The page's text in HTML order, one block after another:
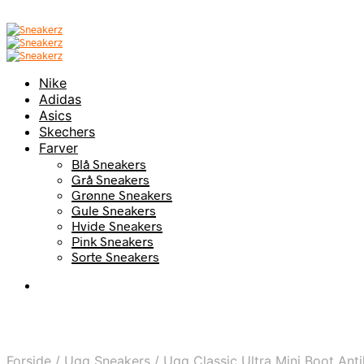
Nike
Adidas
Asics
Skechers
Farver
Blå Sneakers
Grå Sneakers
Grønne Sneakers
Gule Sneakers
Hvide Sneakers
Pink Sneakers
Sorte Sneakers
Forside / Ugg Sneakers / Ugg Classic Ultra Mini Boot